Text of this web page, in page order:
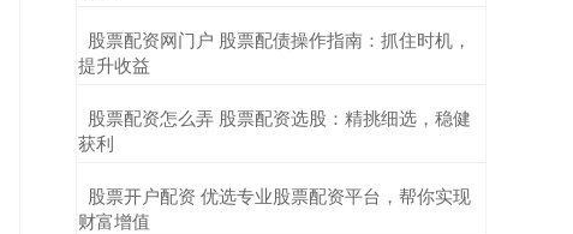
​股票配资网门户 股票配债操作指南：抓住时机，
提升收益
​股票配资怎么弄 股票配资选股：精挑细选，稳健
获利
​股票开户配资 优选专业股票配资平台，帮你实现
财富增值